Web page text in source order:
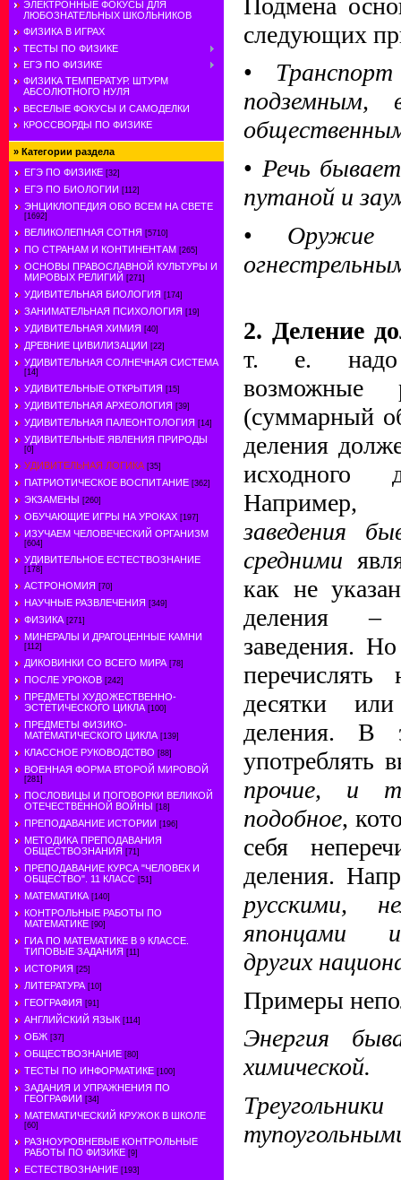
ЭЛЕКТРОННЫЕ ФОКУСЫ ДЛЯ
ЛЮБОЗНАТЕЛЬНЫХ ШКОЛЬНИКОВ
ФИЗИКА В ИГРАХ
ТЕСТЫ ПО ФИЗИКЕ
ЕГЭ ПО ФИЗИКЕ
ФИЗИКА ТЕМПЕРАТУР. ШТУРМ
АБСОЛЮТНОГО НУЛЯ
ВЕСЕЛЫЕ ФОКУСЫ И САМОДЕЛКИ
КРОССВОРДЫ ПО ФИЗИКЕ
» Категории раздела
ЕГЭ ПО ФИЗИКЕ [32]
ЕГЭ ПО БИОЛОГИИ [112]
ЭНЦИКЛОПЕДИЯ ОБО ВСЕМ НА СВЕТЕ
[1692]
ВЕЛИКОЛЕПНАЯ СОТНЯ [5710]
ПО СТРАНАМ И КОНТИНЕНТАМ [265]
ОСНОВЫ ПРАВОСЛАВНОЙ КУЛЬТУРЫ И
МИРОВЫХ РЕЛИГИЙ [271]
УДИВИТЕЛЬНАЯ БИОЛОГИЯ [174]
ЗАНИМАТЕЛЬНАЯ ПСИХОЛОГИЯ [19]
УДИВИТЕЛЬНАЯ ХИМИЯ [40]
ДРЕВНИЕ ЦИВИЛИЗАЦИИ [22]
УДИВИТЕЛЬНАЯ СОЛНЕЧНАЯ СИСТЕМА
[14]
УДИВИТЕЛЬНЫЕ ОТКРЫТИЯ [15]
УДИВИТЕЛЬНАЯ АРХЕОЛОГИЯ [39]
УДИВИТЕЛЬНАЯ ПАЛЕОНТОЛОГИЯ [14]
УДИВИТЕЛЬНЫЕ ЯВЛЕНИЯ ПРИРОДЫ
[0]
УДИВИТЕЛЬНАЯ ЛОГИКА [35]
ПАТРИОТИЧЕСКОЕ ВОСПИТАНИЕ [362]
ЭКЗАМЕНЫ [260]
ОБУЧАЮЩИЕ ИГРЫ НА УРОКАХ [197]
ИЗУЧАЕМ ЧЕЛОВЕЧЕСКИЙ ОРГАНИЗМ
[604]
УДИВИТЕЛЬНОЕ ЕСТЕСТВОЗНАНИЕ
[178]
АСТРОНОМИЯ [70]
НАУЧНЫЕ РАЗВЛЕЧЕНИЯ [349]
ФИЗИКА [271]
МИНЕРАЛЫ И ДРАГОЦЕННЫЕ КАМНИ
[112]
ДИКОВИНКИ СО ВСЕГО МИРА [78]
ПОСЛЕ УРОКОВ [242]
ПРЕДМЕТЫ ХУДОЖЕСТВЕННО-
ЭСТЕТИЧЕСКОГО ЦИКЛА [100]
ПРЕДМЕТЫ ФИЗИКО-
МАТЕМАТИЧЕСКОГО ЦИКЛА [139]
КЛАССНОЕ РУКОВОДСТВО [88]
ВОЕННАЯ ФОРМА ВТОРОЙ МИРОВОЙ
[281]
ПОСЛОВИЦЫ И ПОГОВОРКИ ВЕЛИКОЙ
ОТЕЧЕСТВЕННОЙ ВОЙНЫ [18]
ПРЕПОДАВАНИЕ ИСТОРИИ [196]
МЕТОДИКА ПРЕПОДАВАНИЯ
ОБЩЕСТВОЗНАНИЯ [71]
ПРЕПОДАВАНИЕ КУРСА "ЧЕЛОВЕК И
ОБЩЕСТВО". 11 КЛАСС [51]
МАТЕМАТИКА [140]
КОНТРОЛЬНЫЕ РАБОТЫ ПО
МАТЕМАТИКЕ [90]
ГИА ПО МАТЕМАТИКЕ В 9 КЛАССЕ.
ТИПОВЫЕ ЗАДАНИЯ [11]
ИСТОРИЯ [25]
ЛИТЕРАТУРА [10]
ГЕОГРАФИЯ [91]
АНГЛИЙСКИЙ ЯЗЫК [114]
ОБЖ [37]
ОБЩЕСТВОЗНАНИЕ [80]
ТЕСТЫ ПО ИНФОРМАТИКЕ [100]
ЗАДАНИЯ И УПРАЖНЕНИЯ ПО
ГЕОГРАФИИ [34]
МАТЕМАТИЧЕСКИЙ КРУЖОК В ШКОЛЕ
[60]
РАЗНОУРОВНЕВЫЕ КОНТРОЛЬНЫЕ
РАБОТЫ ПО ФИЗИКЕ [9]
ЕСТЕСТВОЗНАНИЕ [193]
следующих
•
подземным,
• Речь
путаной и
• Оружие
2. Деление
т. е. надо
возможные
(суммарный
деления
исходного
заведения
средними
как не
деления –
заведения.
десятки
деления. В
употреблять
прочие, и
подобное,
себя
деления.
русскими,
японцами и
других
Примеры
Энергия
химической.